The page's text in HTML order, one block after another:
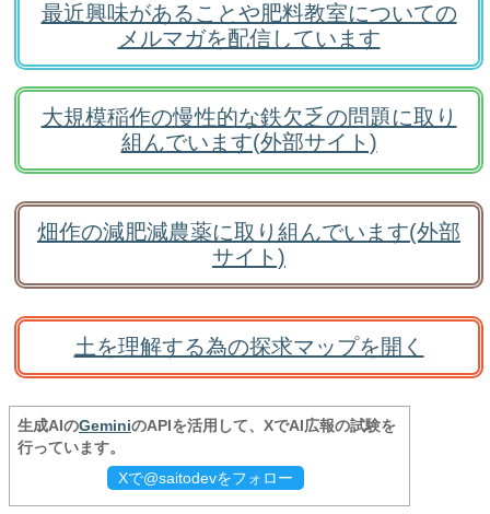
最近興味があることや肥料教室についての
メルマガを配信しています
大規模稲作の慢性的な鉄欠乏の問題に取り
組んでいます(外部サイト)
畑作の減肥減農薬に取り組んでいます(外部
サイト)
土を理解する為の探求マップを開く
生成AIのGeminiのAPIを活用して、XでAI広報の試験を
行っています。
Xで@saitodevをフォロー